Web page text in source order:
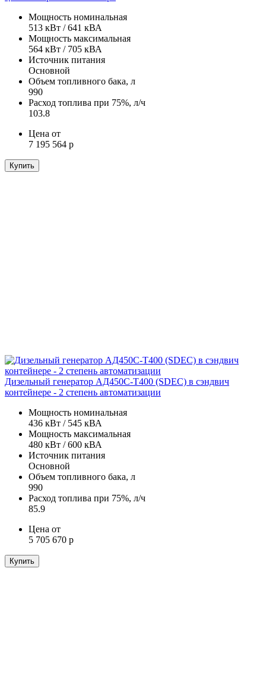
Мощность номинальная
513 кВт / 641 кВА
Мощность максимальная
564 кВт / 705 кВА
Источник питания
Основной
Объем топливного бака, л
990
Расход топлива при 75%, л/ч
103.8
Цена от
7 195 564 р
Купить
Дизельный генератор АД450С-Т400 (SDEC) в сэндвич
контейнере - 2 степень автоматизации
Мощность номинальная
436 кВт / 545 кВА
Мощность максимальная
480 кВт / 600 кВА
Источник питания
Основной
Объем топливного бака, л
990
Расход топлива при 75%, л/ч
85.9
Цена от
5 705 670 р
Купить